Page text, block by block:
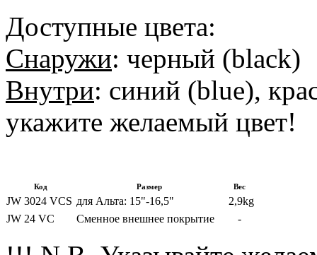
Доступные цвета:
Снаружи: черный (black)
Внутри: синий (blue),
укажите желаемый цвет!
Код Размер Вес
JW 3024 VCS для Альта: 15"-16,5"
2,9kg
JW 24 VС
Сменное внешнее покрытие -